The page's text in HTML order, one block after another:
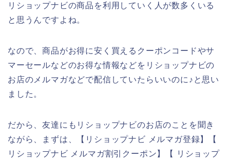
リショップナビの商品を利用していく人が数多くいる
と思うんですよね。
なので、商品がお得に安く買えるクーポンコードやサ
マーセールなどのお得な情報などをリショップナビの
お店のメルマガなどで配信していたらいいのに♪と思い
ました。
だから、友達にもリショップナビのお店のことを聞き
ながら、まずは、【リショップナビ メルマガ登録】【
リショップナビ メルマガ割引クーポン】【 リショップ